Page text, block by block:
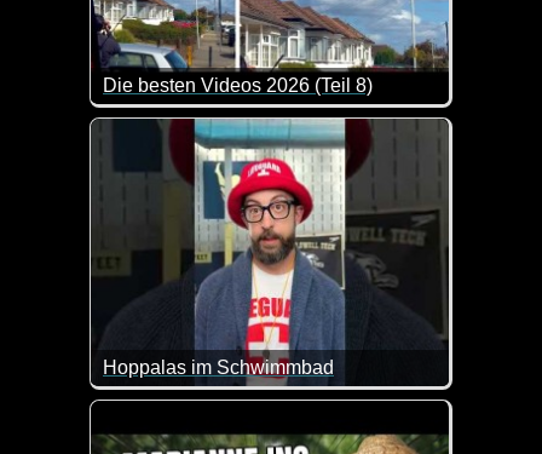
Die besten Videos 2026 (Teil 8)
Eine tolle Zusammenstellung von lustigen
Hoppalas im Schwimmbad
Lustige Patzer in Schwimmbädern - immer wieder